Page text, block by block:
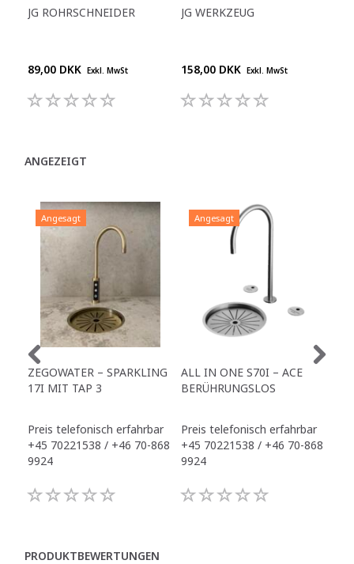
JG ROHRSCHNEIDER
89,00 DKK Exkl. MwSt
JG WERKZEUG
158,00 DKK Exkl. MwSt
ANGEZEIGT
Angesagt
ZEGOWATER – SPARKLING
17I MIT TAP 3
Preis telefonisch erfahrbar
+45 70221538 / +46 70-868
9924
Angesagt
ALL IN ONE S70I – ACE
BERÜHRUNGSLOS
Preis telefonisch erfahrbar
+45 70221538 / +46 70-868
9924
PRODUKTBEWERTUNGEN